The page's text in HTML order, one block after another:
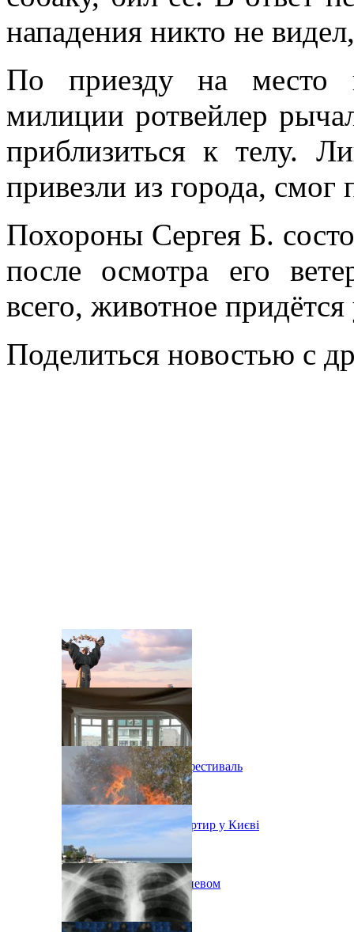
нападения никто не
По приезду на место
милиции ротвейлер
приблизиться к телу.
привезли из города, смог
Похороны Сергея Б.
после осмотра его
всего, животное
Поделиться новостью с
В Киеве состоится эко-фестиваль
Ситуація з орендою квартир у Києві
Пожар на свалке под Киевом